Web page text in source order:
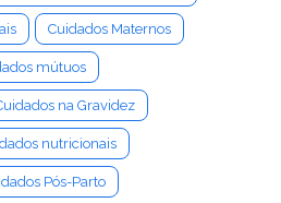
Cuidados Maternos
mútuos
na Gravidez
nutricionais
Pós-Parto